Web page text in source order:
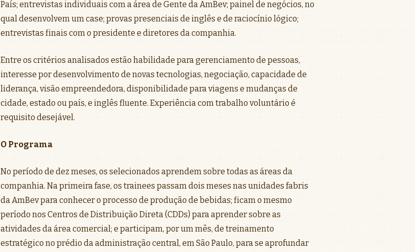
País; entrevistas individuais com a área de Gente da AmBev; painel de negócios, no
qual desenvolvem um case; provas presenciais de inglês e de raciocínio lógico;
entrevistas finais com o presidente e diretores da companhia.
Entre os critérios analisados estão habilidade para gerenciamento de pessoas,
interesse por desenvolvimento de novas tecnologias, negociação, capacidade de
liderança, visão empreendedora, disponibilidade para viagens e mudanças de
cidade, estado ou país, e inglês fluente. Experiência com trabalho voluntário é
requisito desejável.
O Programa
No período de dez meses, os selecionados aprendem sobre todas as áreas da
companhia. Na primeira fase, os trainees passam dois meses nas unidades fabris
da AmBev para conhecer o processo de produção de bebidas; ficam o mesmo
período nos Centros de Distribuição Direta (CDDs) para aprender sobre as
atividades da área comercial; e participam, por um mês, de treinamento
estratégico no prédio da administração central, em São Paulo, para se aprofundar